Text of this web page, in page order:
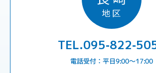
TEL.095-822-
電話受付：平日9:00〜17:00